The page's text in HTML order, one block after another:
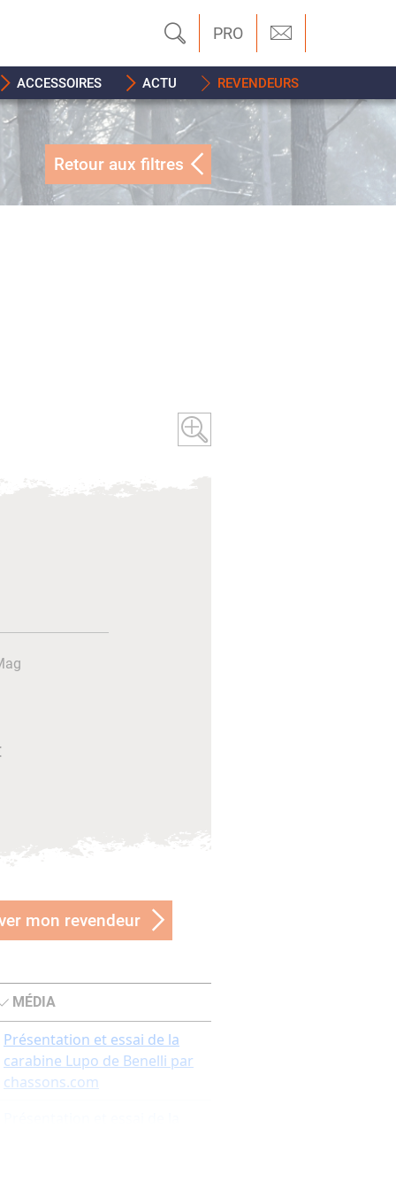
PRO
ACCESSOIRES ACTU REVENDEURS
Retour aux filtres
mon revendeur
MÉDIA
Présentation et essai de la
carabine Lupo de Benelli par
chassons.com